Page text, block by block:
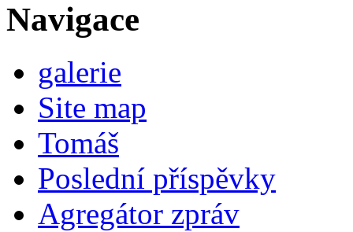
Navigace
galerie
Site map
Tomáš
Poslední příspěvky
Agregátor zpráv